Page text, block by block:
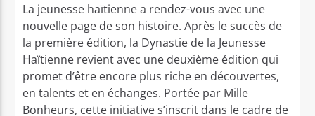
La jeunesse haïtienne a rendez-vous avec une
nouvelle page de son histoire. Après le succès de
la première édition, la Dynastie de la Jeunesse
Haïtienne revient avec une deuxième édition qui
promet d’être encore plus riche en découvertes,
en talents et en échanges. Portée par Mille
Bonheurs, cette initiative s’inscrit dans le cadre de